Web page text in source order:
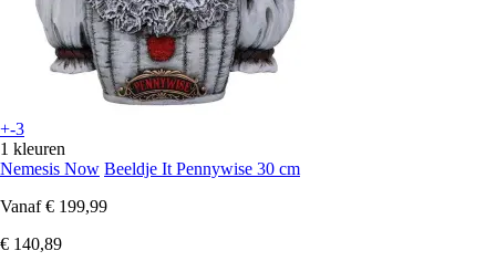
+-3
1 kleuren
Nemesis Now Beeldje It Pennywise 30 cm
Vanaf € 199,99
€ 140,89